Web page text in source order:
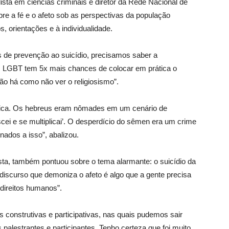
em ciências criminais e diretor da Rede Nacional de
a fé e o afeto sob as perspectivas da população
orientações e à individualidade.
prevenção ao suicídio, precisamos saber a
tem 5x mais chances de colocar em prática o
há como não ver o religiosismo”.
Os hebreus eram nômades em um cenário de
e se multiplicai’. O desperdício do sêmen era um crime
a isso”, abalizou.
também pontuou sobre o tema alarmante: o suicídio da
que demoniza o afeto é algo que a gente precisa
humanos”.
construtivas e participativas, nas quais pudemos sair